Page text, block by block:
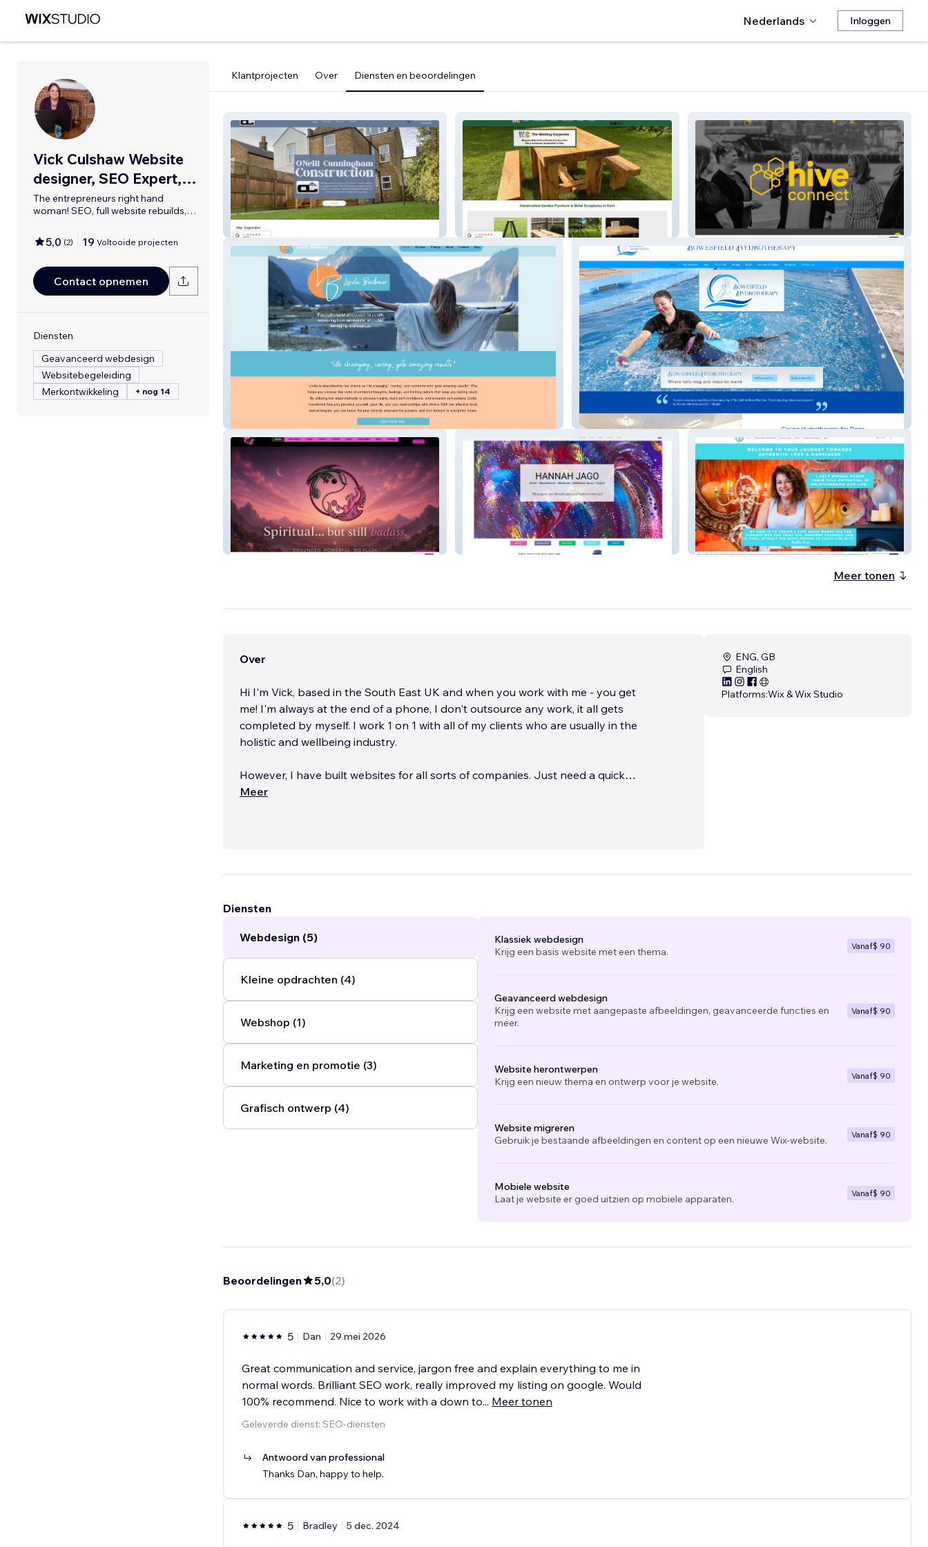
Nederlands Inloggen
Vick Culshaw Website
designer, SEO Expert,
Anya Kilsha LTD
The entrepreneurs right hand
woman! SEO, full website rebuilds,
5,0 (2) 19 Voltooide projecten
Contact opnemen
Diensten
Geavanceerd webdesign
Websitebegeleiding
Merkontwikkeling
+ nog 14
Klantprojecten Over Diensten en beoordelingen
Oc Construction The Welding Carpenter Hive Connect
Bowesfield Hydrotherapy
Spiritual but Badass Hannah Jago The Rootmaster
Meer tonen
Over
Hi I'm Vick, based in the South East UK and when you work with me - you get
me! I'm always at the end of a phone, I don't outsource any work, it all gets
completed by myself. I work 1 on 1 with all of my clients who are usually in the
holistic and wellbeing industry.
However, I have built websites for all sorts of companies. Just need a quick
Meer
ENG, GB
English
Platforms:Wix & Wix Studio
Diensten
Webdesign (5)
Kleine opdrachten (4)
Webshop (1)
Marketing en promotie (3)
Grafisch ontwerp (4)
Klassiek webdesign
Krijg een basis website met een thema.
Vanaf$ 90
Geavanceerd webdesign
Krijg een website met aangepaste afbeeldingen, geavanceerde functies en
meer.
Vanaf$ 90
Website herontwerpen
Krijg een nieuw thema en ontwerp voor je website.
Vanaf$ 90
Website migreren
Gebruik je bestaande afbeeldingen en content op een nieuwe Wix-website.
Vanaf$ 90
Mobiele website
Laat je website er goed uitzien op mobiele apparaten.
Vanaf$ 90
Beoordelingen 5,0(2)
5 Dan 29 mei 2026
Great communication and service, jargon free and explain everything to me in
normal words. Brilliant SEO work, really improved my listing on google. Would
100% recommend. Nice to work with a down to... Meer tonen
Geleverde dienst: SEO-diensten
Antwoord van professional
Thanks Dan, happy to help.
5 Bradley 5 dec. 2024